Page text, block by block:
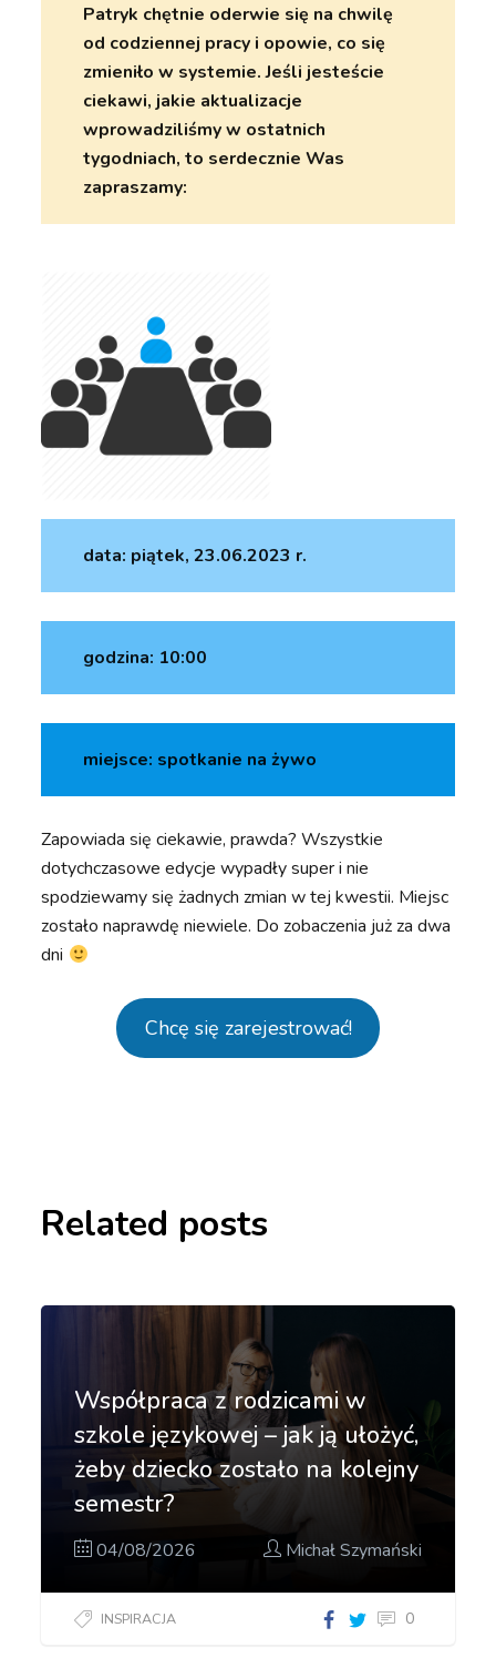
Patryk chętnie oderwie się na chwilę
od codziennej pracy i opowie, co się
zmieniło w systemie. Jeśli jesteście
ciekawi, jakie aktualizacje
wprowadziliśmy w ostatnich
tygodniach, to serdecznie Was
zapraszamy:
data: piątek, 23.06.2023 r.
godzina: 10:00
miejsce: spotkanie na żywo
Zapowiada się ciekawie, prawda? Wszystkie
dotychczasowe edycje wypadły super i nie
spodziewamy się żadnych zmian w tej kwestii. Miejsc
zostało naprawdę niewiele. Do zobaczenia już za dwa
dni
Chcę się zarejestrować!
Related posts
Współpraca z rodzicami w
szkole językowej – jak ją ułożyć,
żeby dziecko zostało na kolejny
semestr?
04/08/2026 Michał Szymański
INSPIRACJA 0